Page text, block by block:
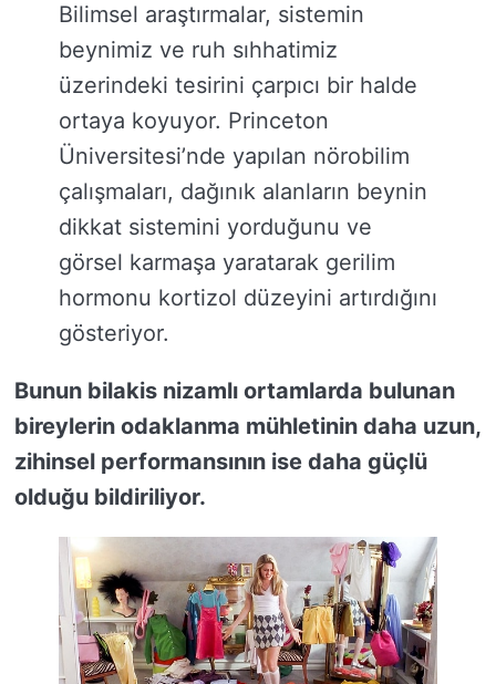
Bilimsel araştırmalar, sistemin
beynimiz ve ruh sıhhatimiz
üzerindeki tesirini çarpıcı bir halde
ortaya koyuyor. Princeton
Üniversitesi’nde yapılan nörobilim
çalışmaları, dağınık alanların beynin
dikkat sistemini yorduğunu ve
görsel karmaşa yaratarak gerilim
hormonu kortizol düzeyini artırdığını
gösteriyor.
Bunun bilakis nizamlı ortamlarda bulunan
bireylerin odaklanma mühletinin daha uzun,
zihinsel performansının ise daha güçlü
olduğu bildiriliyor.